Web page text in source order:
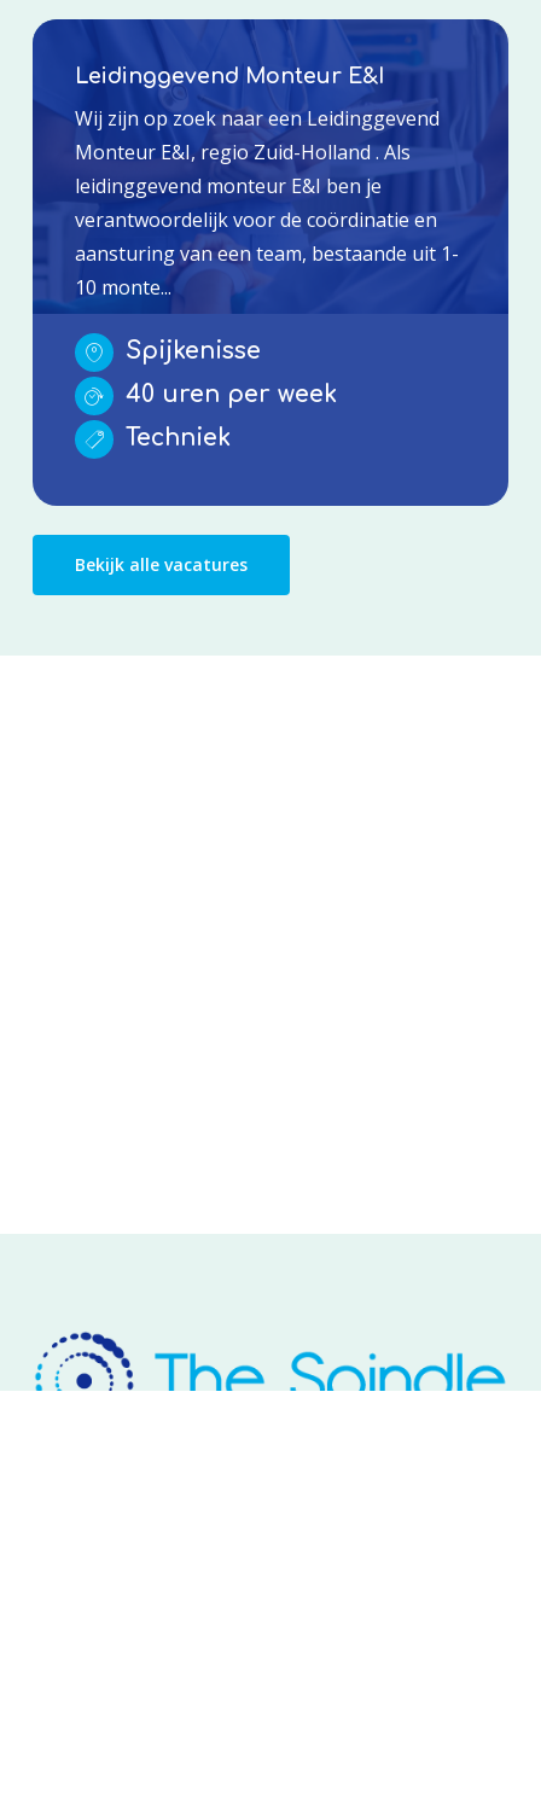
Leidinggevend Monteur E&I
Wij zijn op zoek naar een Leidinggevend
Monteur E&I, regio Zuid-Holland . Als
leidinggevend monteur E&I ben je
verantwoordelijk voor de coördinatie en
aansturing van een team, bestaande uit 1-
10 monte...
Spijkenisse
40 uren per week
Techniek
Bekijk alle vacatures